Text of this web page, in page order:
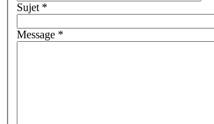
Sujet *
Message *